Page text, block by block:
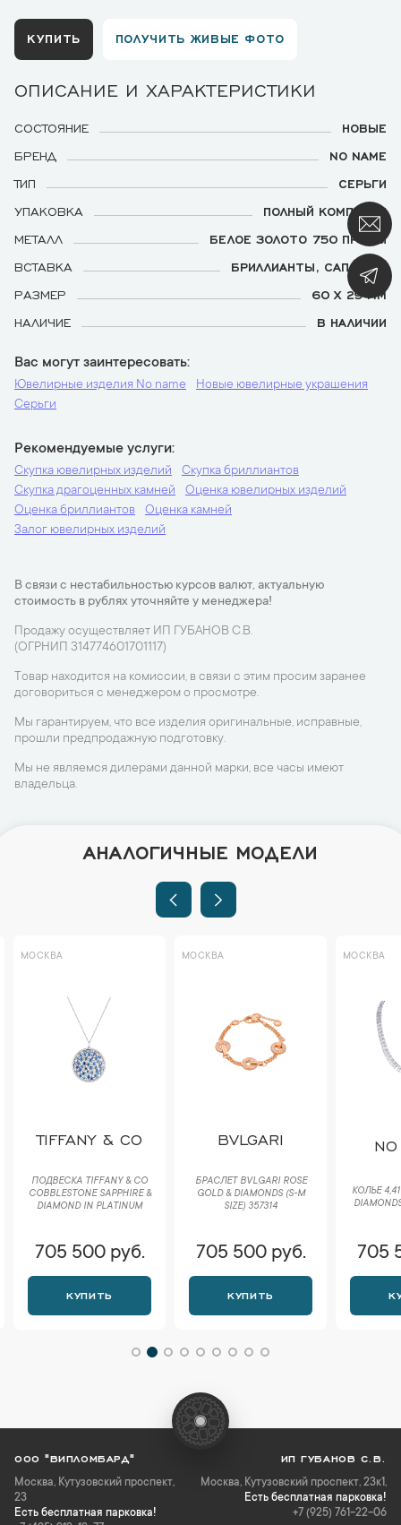
КУПИТЬ ПОЛУЧИТЬ ЖИВЫЕ ФОТО
ОПИСАНИЕ И ХАРАКТЕРИСТИКИ
СОСТОЯНИЕ
НОВЫЕ
БРЕНД
NO NAME
ТИП
СЕРЬГИ
УПАКОВКА
ПОЛНЫЙ КОМПЛЕКТ
МЕТАЛЛ
БЕЛОЕ ЗОЛОТО 750 ПРОБЫ
ВСТАВКА
БРИЛЛИАНТЫ, САПФИРЫ
РАЗМЕР
60 Х 29 ММ
НАЛИЧИЕ
В НАЛИЧИИ
Вас могут заинтересовать
Ювелирные изделия No name
Новые ювелирные украшения
Серьги
Рекомендуемые услуги
Скупка ювелирных изделий
Скупка бриллиантов
Скупка драгоценных камней
Оценка ювелирных изделий
Оценка бриллиантов
Оценка камней
Залог ювелирных изделий
В связи с нестабильностью курсов валют, актуальную
стоимость в рублях уточняйте у менеджера!
Продажу осуществляет ИП ГУБАНОВ С.В.
(ОГРНИП 314774601701117)
Товар находится на комиссии, в связи с этим просим заранее
договориться с менеджером о просмотре.
Мы гарантируем, что все изделия оригинальные, исправные,
прошли предпродажную подготовку.
Мы не являемся дилерами данной марки, все часы имеют
владельца.
АНАЛОГИЧНЫЕ МОДЕЛИ
МОСКВА
TIFFANY & CO
ПОДВЕСКА TIFFANY & CO
COBBLESTONE SAPPHIRE &
DIAMOND IN PLATINUM
705 500 руб.
КУПИТЬ
МОСКВА
BVLGARI
БРАСЛЕТ BVLGARI ROSE
GOLD & DIAMONDS (S-M
SIZE) 357314
705 500 руб.
КУПИТЬ
МОСКВА
КОЛЬЕ
705
ООО "ВИПЛОМБАРД"
Москва, Кутузовский проспект,
23
Есть бесплатная парковка!
ИП ГУБАНОВ С.В.
Москва, Кутузовский проспект, 23к1,
Есть бесплатная парковка!
+7 (925) 761-22-06